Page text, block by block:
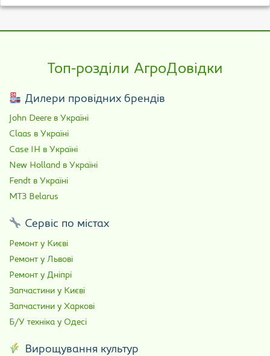
Топ-розділи АгроДовідки
Дилери провідних брендів
John Deere в Україні
Claas в Україні
Case IH в Україні
New Holland в Україні
Fendt в Україні
МТЗ Belarus
Сервіс по містах
Ремонт у Києві
Ремонт у Львові
Ремонт у Дніпрі
Запчастини у Києві
Запчастини у Харкові
Б/У техніка у Одесі
Вирощування культур